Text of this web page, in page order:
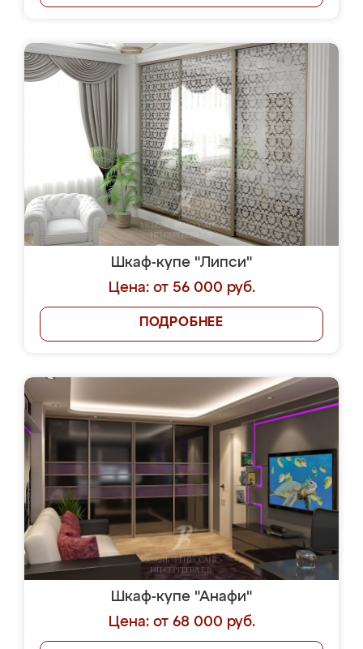
Шкаф-купе "Липси"
Цена: от 56 000 руб.
ПОДРОБНЕЕ
Шкаф-купе "Анафи"
Цена: от 68 000 руб.